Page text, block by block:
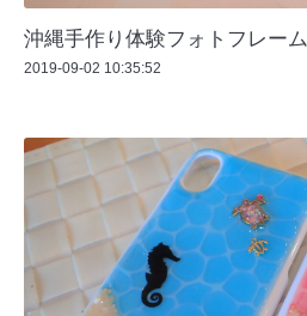
沖縄手作り体験フォトフレーム
2019-09-02 10:35:52